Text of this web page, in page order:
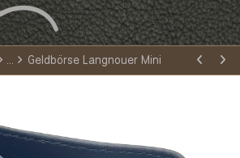
Geldbörse Langnouer Mini